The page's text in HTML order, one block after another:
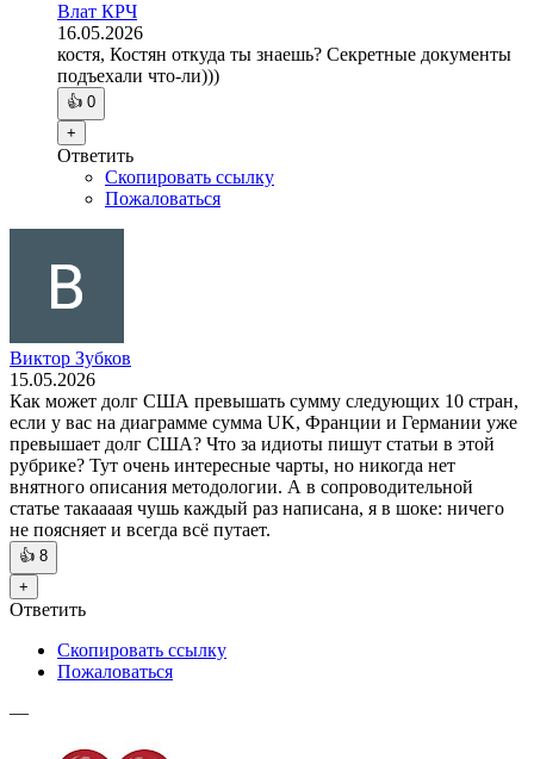
Влат КРЧ
16.05.2026
костя, Костян откуда ты знаешь? Секретные документы
подъехали что-ли)))
👍 0
+
Ответить
Скопировать ссылку
Пожаловаться
Виктор Зубков
15.05.2026
Как может долг США превышать сумму следующих 10 стран,
если у вас на диаграмме сумма UK, Франции и Германии уже
превышает долг США? Что за идиоты пишут статьи в этой
рубрике? Тут очень интересные чарты, но никогда нет
внятного описания методологии. А в сопроводительной
статье такаааая чушь каждый раз написана, я в шоке: ничего
не поясняет и всегда всё путает.
👍 8
+
Ответить
Скопировать ссылку
Пожаловаться
—